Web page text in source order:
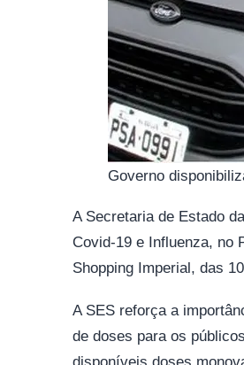
Governo
A Secretaria de Estado
Covid-19 e Influenza, no
Shopping Imperial, das
A SES reforça a
de doses para os
disponíveis doses